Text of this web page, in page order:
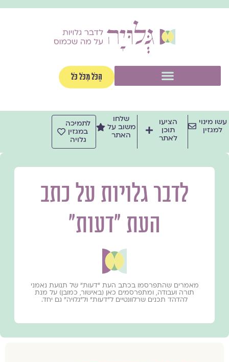
לתוכן
הַכֹּל מִכֹּל כֹּל
עשו מינוי
למגזין
הציעו
תוכן
לאתר
שלחו
משוב על
האתר
לתמיכה
במגזין
גלויה
לדבר גלויות על כתב
העת ״דעות״
מאמרים שהתפרסמו בכתב העת ״דעות״ של תנועת נאמני
תורה ועבודה, ומתפרסמים כאן (באישור, כמובן) על מנת
להדהד תכנים שרלוונטיים ל״דעות״ ול״גלויה״ גם יחד.